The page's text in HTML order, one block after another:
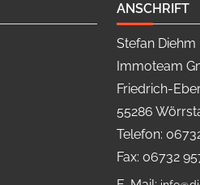
ANSCHRIFT
Stefan Diehm
Immoteam
Friedrich-
55286
Telefon:
Fax: 06732